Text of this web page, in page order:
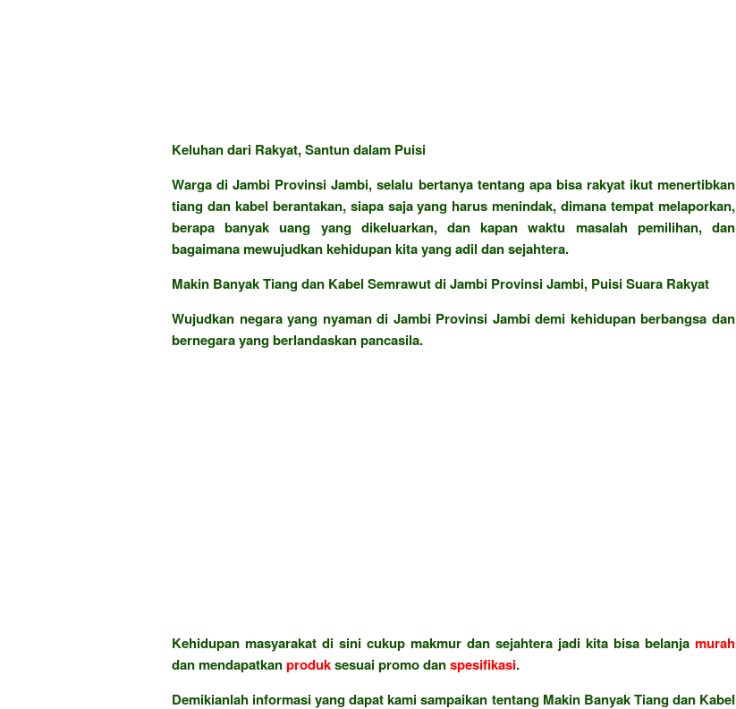
Keluhan dari Rakyat, Santun dalam Puisi
Warga di Jambi Provinsi Jambi, selalu bertanya tentang apa bisa rakyat ikut menertibkan
tiang dan kabel berantakan, siapa saja yang harus menindak, dimana tempat melaporkan,
berapa banyak uang yang dikeluarkan, dan kapan waktu masalah pemilihan, dan
bagaimana mewujudkan kehidupan kita yang adil dan sejahtera.
Makin Banyak Tiang dan Kabel Semrawut di Jambi Provinsi Jambi, Puisi Suara Rakyat
Wujudkan negara yang nyaman di Jambi Provinsi Jambi demi kehidupan berbangsa dan
bernegara yang berlandaskan pancasila.
Kehidupan masyarakat di sini cukup makmur dan sejahtera jadi kita bisa belanja murah
dan mendapatkanproduksesuai promo danspesifikasi.
Demikianlah informasi yang dapat kami sampaikan tentang Makin Banyak Tiang dan Kabel